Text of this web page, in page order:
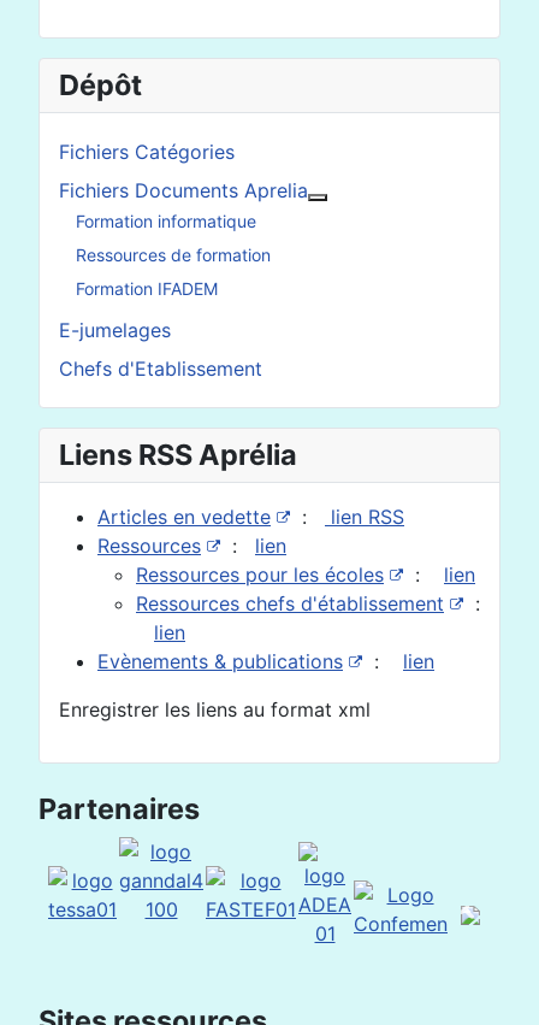
Dépôt
Fichiers Catégories
Fichiers Documents Aprelia
Formation informatique
Ressources de formation
Formation IFADEM
E-jumelages
Chefs d'Etablissement
Liens RSS Aprélia
Articles en vedette :
lien RSS
Ressources
: lien
Ressources pour les écoles
: lien
Ressources chefs d'établissement
:
lien
Evènements & publications
: lien
Enregistrer les liens au format xml
Partenaires